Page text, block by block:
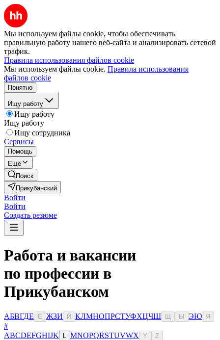
Мы используем файлы cookie, чтобы обеспечивать
правильную работу нашего веб-сайта и анализировать сетевой
трафик.
Правила использования файлов cookie
Мы используем файлы cookie. Правила использования
файлов cookie
Понятно
Ищу работу
Ищу работу
Ищу работу
Ищу сотрудника
Сервисы
Помощь
Ещё
Поиск
Прикубанский
Войти
Войти
Создать резюме
Работа и вакансии
по профессии в
Прикубанском
АБВГДЕ Ё ЖЗИ Й КЛМНОПРСТУФХЦЧШ Ы ЭЮ Я
#
ABCDEFGHIJK MNOPQRSTUVWX Y Z